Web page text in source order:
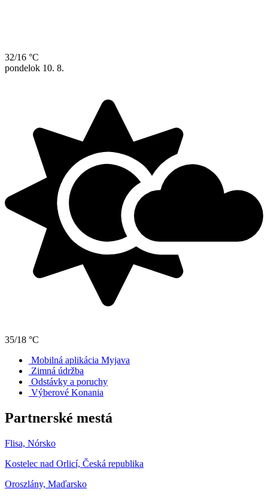
32/16 °C
pondelok 10. 8.
35/18 °C
Mobilná aplikácia Myjava
Zimná údržba
Odstávky a poruchy
Výberové Konania
Partnerské mestá
Flisa, Nórsko
Kostelec nad Orlicí, Česká republika
Oroszlány, Maďarsko